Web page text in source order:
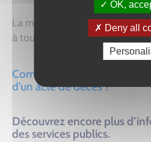
La mairie peut délivrer un
à tout requérant.
Comment faire une
d’un acte de décès ?
Découvrez encore plus
des services publics.
OK,
Deny all